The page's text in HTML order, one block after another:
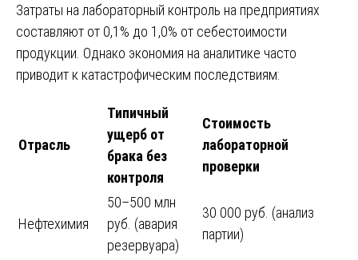
Затраты на лабораторный контроль на предприятиях
составляют от 0,1% до 1,0% от себестоимости
продукции. Однако экономия на аналитике часто
приводит к катастрофическим последствиям:
Отрасль
Типичный
ущерб от
брака без
контроля
Стоимость
лабораторной
проверки
Нефтехимия
50–500 млн
руб. (авария
резервуара)
30 000 руб. (анализ
партии)